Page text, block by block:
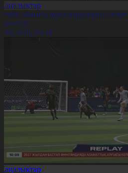
облысы аудандарындағы спорт
09:58